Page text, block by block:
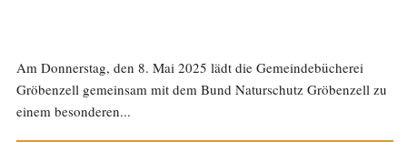
Am Donnerstag, den 8. Mai 2025 lädt die Gemeindebücherei
Gröbenzell gemeinsam mit dem Bund Naturschutz Gröbenzell zu
einem besonderen...